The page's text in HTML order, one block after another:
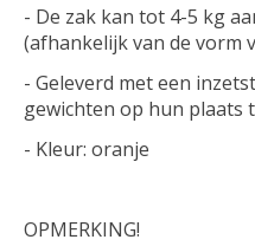
- De zak kan tot 4-5 kg
(afhankelijk van de vorm
- Geleverd met een
gewichten op hun plaats
- Kleur: oranje
OPMERKING!